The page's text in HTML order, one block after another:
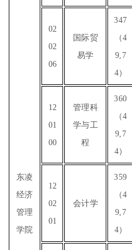
东凌
经济
管理
学院
02
02
06
国际贸
易学
347
（4
9,7
4）
12
01
00
管理科
学与工
程
360
（4
9,7
4）
12
02
01
会计学
359
（4
9,7
4）